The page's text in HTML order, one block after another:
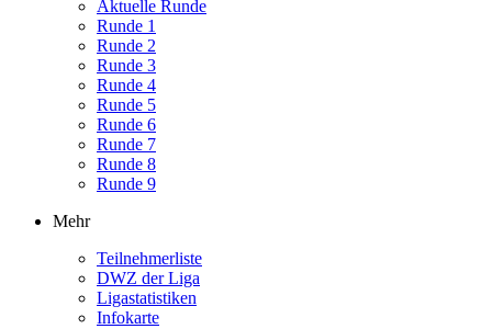
Aktuelle Runde
Runde 1
Runde 2
Runde 3
Runde 4
Runde 5
Runde 6
Runde 7
Runde 8
Runde 9
Mehr
Teilnehmerliste
DWZ der Liga
Ligastatistiken
Infokarte